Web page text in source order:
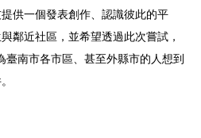
供一個發表創作、認識彼此的平
鄰近社區，並希望透過此次嘗試，
南市各市區、甚至外縣市的人想到